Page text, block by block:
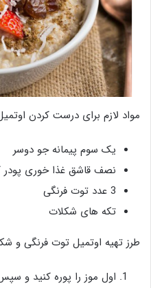
مواد لازم برای درست کردن
یک سوم پیمانه جو دوسر
نصف قاشق غذا خوری پودر
3 عدد توت فرنگی
تکه های شکلات
طرز تهیه اوتمیل توت فرنگی و
اول موز را پوره کنید و